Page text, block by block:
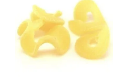
opzioni
possono
essere
scelte
nella
pagina